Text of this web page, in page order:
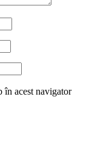
în acest navigator